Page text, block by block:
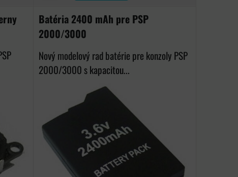
Batéria 2400 mAh pre PSP
2000/3000
Nový modelový rad batérie pre konzoly PSP
2000/3000 s kapacitou...